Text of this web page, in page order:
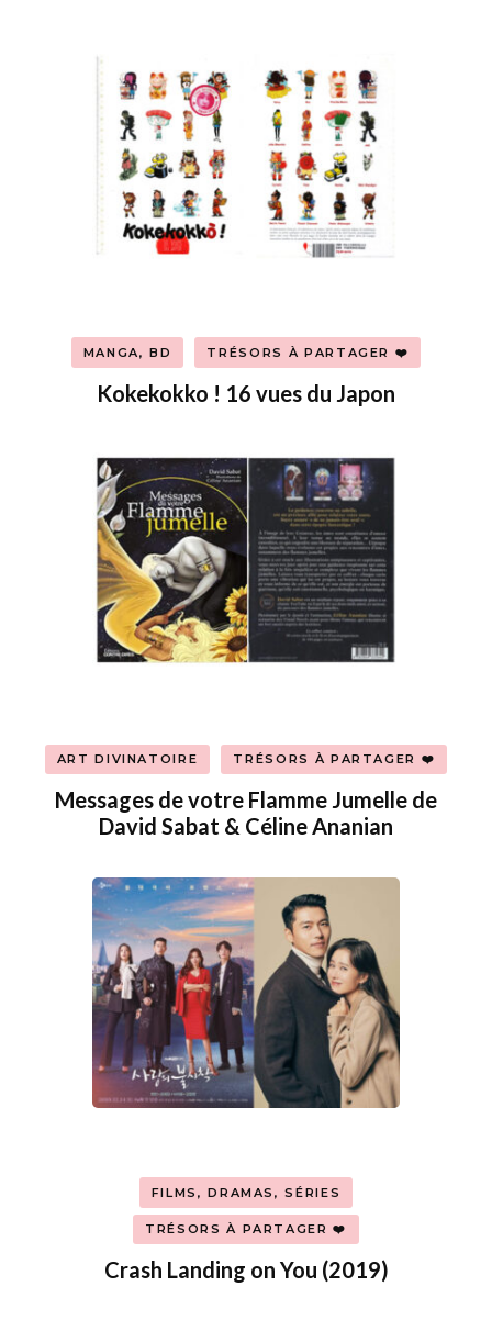
MANGA, BD TRÉSORS À PARTAGER ❤️
Kokekokko ! 16 vues du Japon
ART DIVINATOIRE TRÉSORS À PARTAGER ❤️
Messages de votre Flamme Jumelle de
David Sabat & Céline Ananian
FILMS, DRAMAS, SÉRIES
TRÉSORS À PARTAGER ❤️
Crash Landing on You (2019)